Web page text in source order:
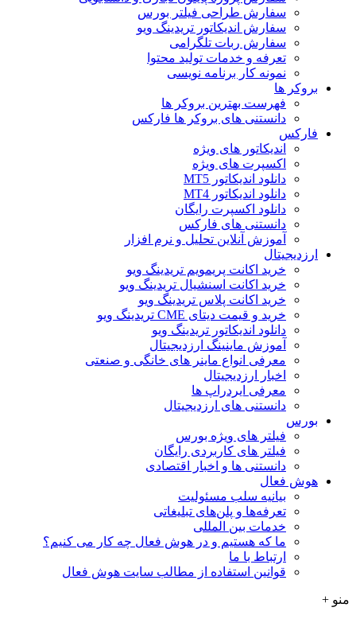
سفارش طراحی فیلتر بورس
سفارش اندیکاتور تریدینگ ویو
سفارش ربات تلگرامی
تعرفه و خدمات تولید محتوا
نمونه کار برنامه نویسی
بروکر ها
فهرست بهترین بروکر ها
دانستنی های بروکر ها فارکس
فارکس
اندیکاتور های ویژه
اکسپرت های ویژه
دانلود اندیکاتور MT5
دانلود اندیکاتور MT4
دانلود اکسپرت رایگان
دانستنی های فارکس
آموزش آنلاین تحلیل و نرم افزار
ارزدیجیتال
خرید اکانت پریمویم تریدینگ ویو
خرید اکانت اسنشیال تریدینگ ویو
خرید اکانت پلاس تریدینگ ویو
خرید و قیمت دیتای CME تریدینگ ویو
دانلود اندیکاتور تریدینگ ویو
آموزش ماینینگ ارزدیجیتال
معرفی انواع ماینر های خانگی و صنعتی
اخبار ارزدیجیتال
معرفی ایردراپ ها
دانستنی های ارزدیجیتال
بورس
فیلتر های ویژه بورس
فیلتر های کاربردی رایگان
دانستنی ها و اخبار اقتصادی
هوش فعال
بیانیه سلب مسئولیت
تعرفه‌ها و پلن‌های تبلیغاتی
خدمات بین المللی
ما که هستیم و در هوش فعال چه کار می کنیم؟
ارتباط با ما
قوانین استفاده از مطالب سایت هوش فعال
منو +